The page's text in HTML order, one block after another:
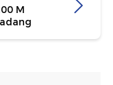
M